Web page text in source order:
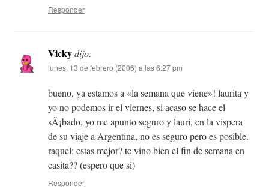
Responder
Vickydijo:
lunes, 13 de febrero (2006) a las 6:27 pm
bueno, ya estamos a «la semana que viene»! laurita y
yo no podemos ir el viernes, si acaso se hace el
sÃ¡bado, yo me apunto seguro y lauri, en la vispera
de su viaje a Argentina, no es seguro pero es posible.
raquel: estas mejor? te vino bien el fin de semana en
casita?? (espero que si)
Responder